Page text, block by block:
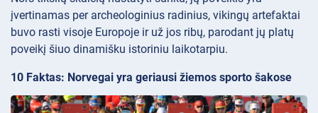
įvertinamas per archeologinius radinius, vikingų artefaktai
buvo rasti visoje Europoje ir už jos ribų, parodant jų platų
poveikį šiuo dinamišku istoriniu laikotarpiu.
10 Faktas: Norvegai yra geriausi žiemos sporto šakose